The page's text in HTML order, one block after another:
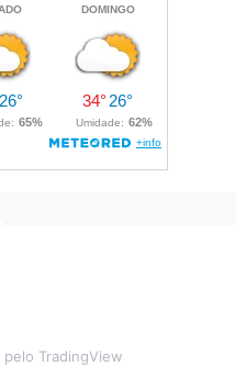
pelo TradingView